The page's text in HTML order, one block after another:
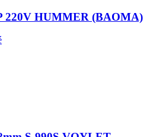
220V HUMMER (BAOMA)